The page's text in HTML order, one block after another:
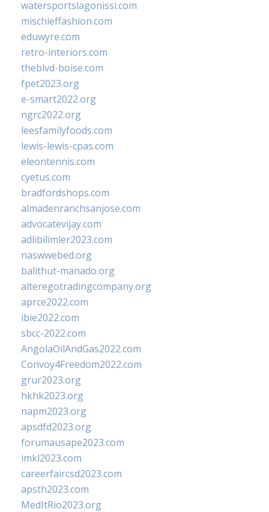
watersportslagonissi.com
mischieffashion.com
eduwyre.com
retro-interiors.com
theblvd-boise.com
fpet2023.org
e-smart2022.org
ngrc2022.org
leesfamilyfoods.com
lewis-lewis-cpas.com
eleontennis.com
cyetus.com
bradfordshops.com
almadenranchsanjose.com
advocatevijay.com
adlibilimler2023.com
naswwebed.org
balithut-manado.org
alteregotradingcompany.org
aprce2022.com
ibie2022.com
sbcc-2022.com
AngolaOilAndGas2022.com
Convoy4Freedom2022.com
grur2023.org
hkhk2023.org
napm2023.org
apsdfd2023.org
forumausape2023.com
imkl2023.com
careerfaircsd2023.com
apsth2023.com
MedItRio2023.org